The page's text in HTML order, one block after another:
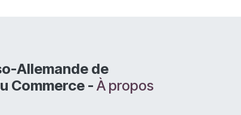
Allemande de
Commerce - À propos